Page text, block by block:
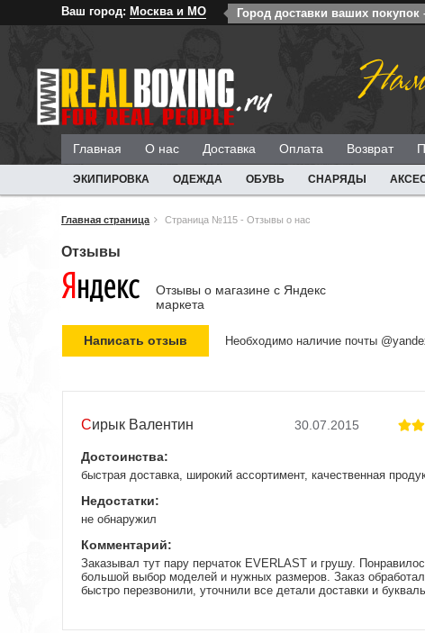
Ваш город: Москва и МО Город доставки ваших
Главная О нас Доставка Оплата Возврат
ЭКИПИРОВКА ОДЕЖДА ОБУВЬ СНАРЯДЫ
Главная страница Страница №115 - Отзывы о нас
Отзывы
Отзывы о магазине c Яндекс
маркета
Необходимо наличие почты
Сирык Валентин 30.07.2015
Достоинства:
быстрая доставка, широкий ассортимент, качественная
Недостатки:
не обнаружил
Комментарий:
Заказывал тут пару перчаток EVERLAST и грушу.
большой выбор моделей и нужных размеров. Заказ
быстро перезвонили, уточнили все детали доставки и
отправили. Товар пришел хорошего качества, магазину